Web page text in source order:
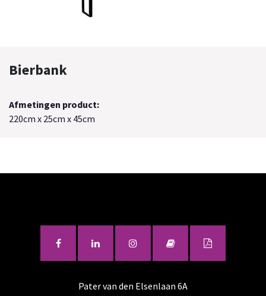
Bierbank
Afmetingen product:
220cm x 25cm x 45cm
Pater van den Elsenlaan 6A